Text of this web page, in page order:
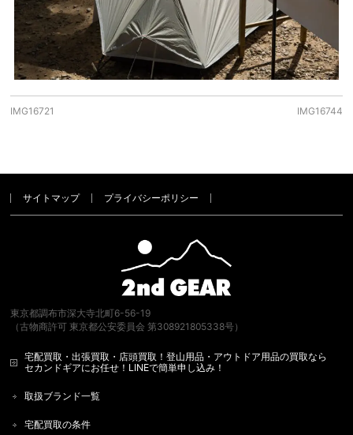
IMG16721 IMG16744
サイトマップ プライバシーポリシー
東京都調布市深大寺北町6-56-19
（古物商許可 東京都公安委員会 第308921805338号）
宅配買取・出張買取・店頭買取！登山用品・アウトドア用品の買取なら
セカンドギアにお任せ！LINEで簡単申し込み！
取扱ブランド一覧
宅配買取の条件